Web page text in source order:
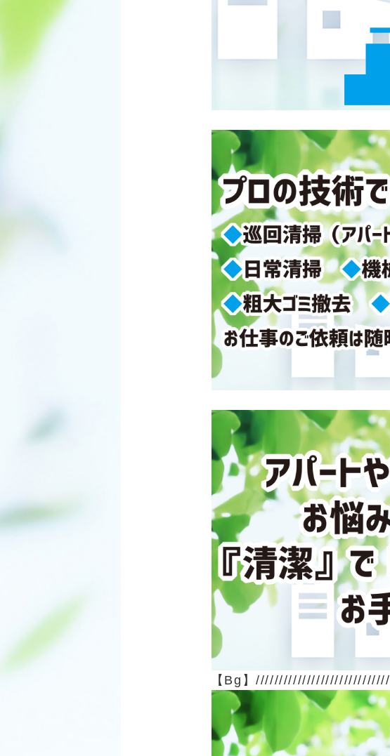
【Bg】/////////////////////////////